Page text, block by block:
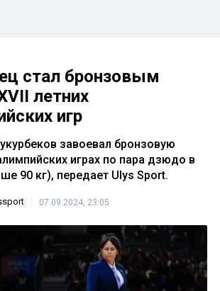
стал бронзовым
летних
игр
завоевал бронзовую
играх по пара дзюдо в
90 кг), передает Ulys Sport.
07.09.2024, 23:05